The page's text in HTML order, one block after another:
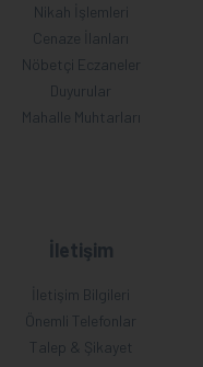
Nikah İşlemleri
Cenaze İlanları
Nöbetçi Eczaneler
Duyurular
Mahalle Muhtarları
İletişim
İletişim Bilgileri
Önemli Telefonlar
Talep & Şikayet